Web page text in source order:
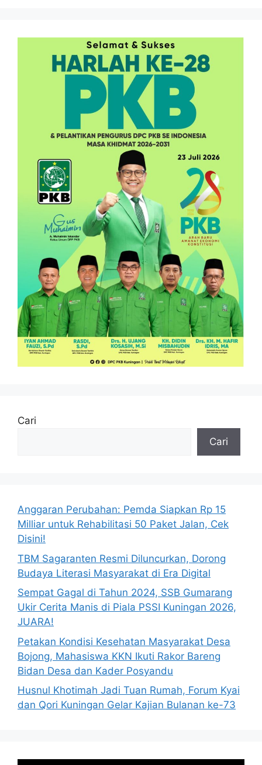
Cari
Cari
Anggaran Perubahan: Pemda Siapkan Rp 15
Milliar untuk Rehabilitasi 50 Paket Jalan, Cek
Disini!
TBM Sagaranten Resmi Diluncurkan, Dorong
Budaya Literasi Masyarakat di Era Digital
Sempat Gagal di Tahun 2024, SSB Gumarang
Ukir Cerita Manis di Piala PSSI Kuningan 2026,
JUARA!
Petakan Kondisi Kesehatan Masyarakat Desa
Bojong, Mahasiswa KKN Ikuti Rakor Bareng
Bidan Desa dan Kader Posyandu
Husnul Khotimah Jadi Tuan Rumah, Forum Kyai
dan Qori Kuningan Gelar Kajian Bulanan ke-73